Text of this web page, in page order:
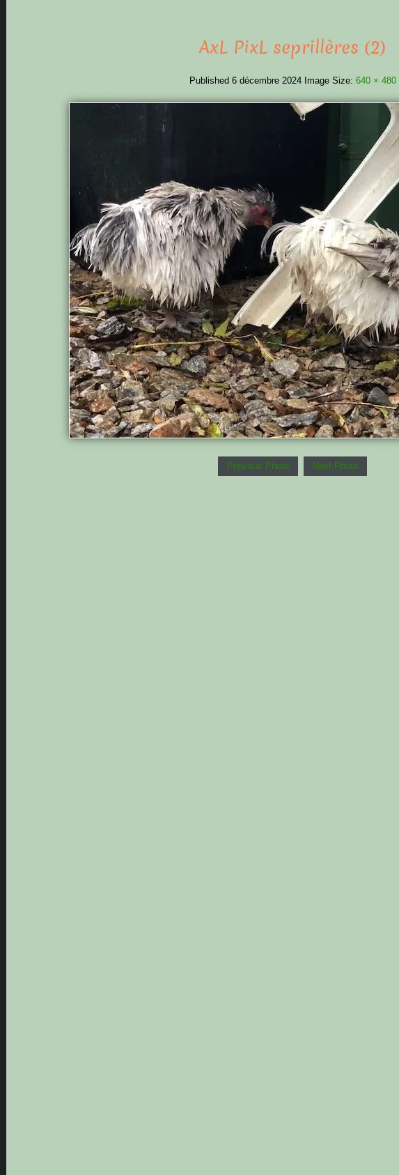
AxL PixL seprillères (2)
Published 6 décembre 2024 Image Size: 640 × 480
Previous Photo Next Photo